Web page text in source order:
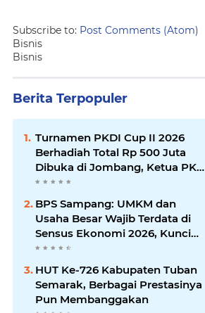
Subscribe to: Post Comments (Atom)
Bisnis
Bisnis
Berita Terpopuler
Turnamen PKDI Cup II 2026
Berhadiah Total Rp 500 Juta
Dibuka di Jombang, Ketua PKDI
Jatim Syaifullah Mahdi: Ajang
Komunikasi Antar-Kades untuk
Memajukan Desa
BPS Sampang: UMKM dan
Usaha Besar Wajib Terdata di
Sensus Ekonomi 2026, Kunci
Kebijakan Tepat Sasaran
HUT Ke-726 Kabupaten Tuban
Semarak, Berbagai Prestasinya
Pun Membanggakan